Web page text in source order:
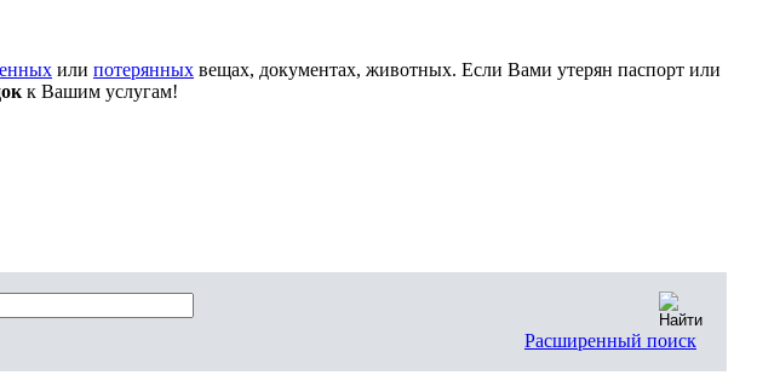
или потерянных вещах, документах, животных. Если Вами утерян паспорт или
к Вашим услугам!
Расширенный поиск